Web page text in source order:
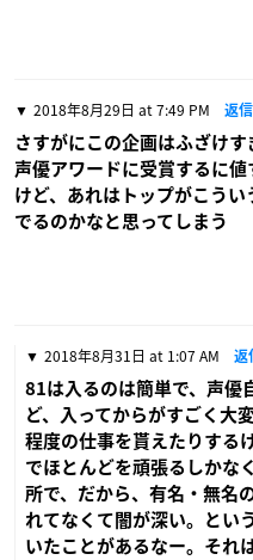
2018年8月29日 at 7:49 PM 返信
さすがにこの企画はふざけす
声優アワードに受賞するに
けど、あれはトップがこう
でるのかなと思ってしまう
2018年8月31日 at 1:07 AM 返
81は入るのは簡単で、声優
ど、入ってからがすごく大
程度の仕事を貰えたりする
でほとんどを頑張るしかな
所で、だから、有名・無名
れてなくて闇が深い。とい
いたことがあるなー。それ